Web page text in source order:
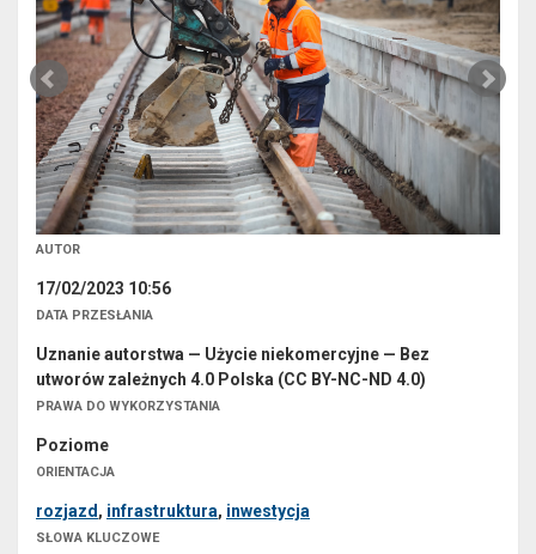
AUTOR
17/02/2023 10:56
DATA PRZESŁANIA
Uznanie autorstwa — Użycie niekomercyjne — Bez
utworów zależnych 4.0 Polska (CC BY-NC-ND 4.0)
PRAWA DO WYKORZYSTANIA
Poziome
ORIENTACJA
rozjazd , infrastruktura, inwestycja
SŁOWA KLUCZOWE